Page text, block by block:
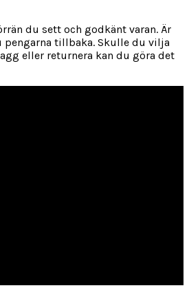
du sett och godkänt varan. Är
tillbaka. Skulle du vilja
eller returnera kan du göra det